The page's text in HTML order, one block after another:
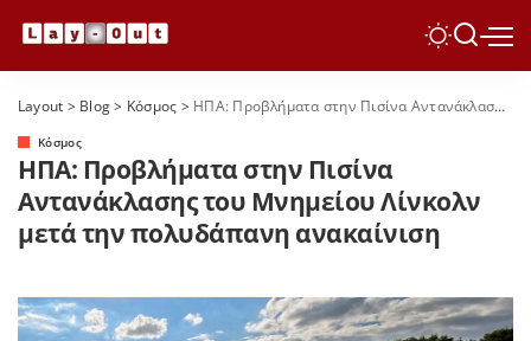
Layout > Blog> Κόσμος > ΗΠΑ: Προβλήματα στην Πισίνα Αντανάκλασης του Μνημείου Λίνκολν μετά την πολυδάπανη ανακαίνιση
Κόσμος
ΗΠΑ: Προβλήματα στην Πισίνα
Αντανάκλασης του Μνημείου Λίνκολν
μετά την πολυδάπανη ανακαίνιση